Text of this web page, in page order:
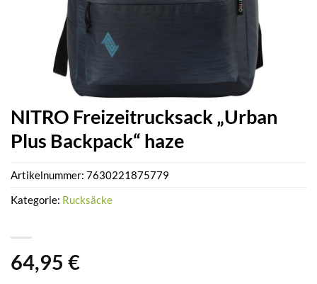
NITRO Freizeitrucksack „Urban
Plus Backpack“ haze
64,95 €
Artikelnummer: 7630221875779
Kategorie: Rucksäcke